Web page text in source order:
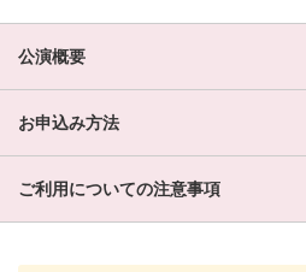
公演概要
お申込み方法
ご利用についての注意事項